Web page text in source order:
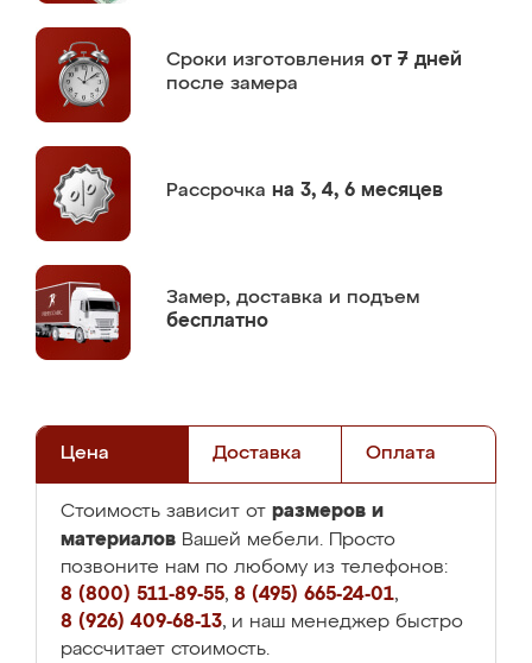
Сроки изготовления от 7 дней
после замера
Рассрочка на 3, 4, 6 месяцев
Замер, доставка и подъем
бесплатно
Цена Доставка Оплата
Стоимость зависит от размеров и
материалов Вашей мебели. Просто
позвоните нам по любому из телефонов:
8 (800) 511-89-55, 8 (495) 665-24-01,
8 (926) 409-68-13, и наш менеджер быстро
рассчитает стоимость.